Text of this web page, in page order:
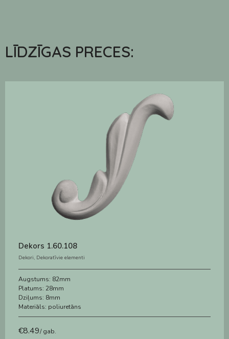
LĪDZĪGAS PRECES:
Dekors 1.60.108
Dekori, Dekoratīvie elementi
Augstums: 82mm
Platums: 28mm
Dziļums: 8mm
Materiāls: poliuretāns
€8.49/ gab.